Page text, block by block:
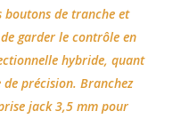
boutons de tranche et
garder le contrôle en
hybride, quant
précision. Branchez
jack 3,5 mm pour